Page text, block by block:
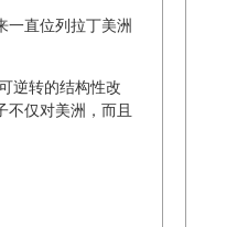
一直位列拉丁美洲
逆转的结构性改
仅对美洲，而且